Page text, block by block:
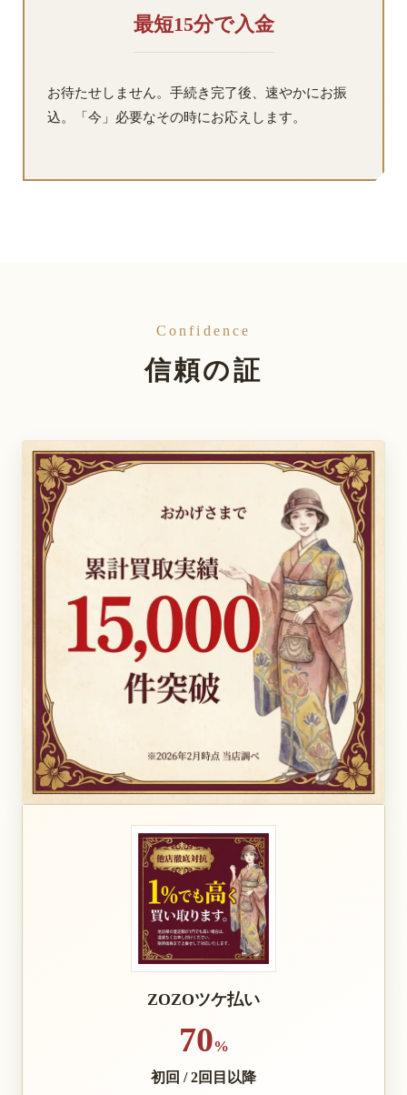
最短15分で入金
お待たせしません。手続き完了後、速やかにお振
込。「今」必要なその時にお応えします。
Confidence
信頼の証
ZOZOツケ払い
70%
初回 / 2回目以降